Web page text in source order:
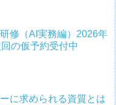
修（AI実務編）2026年
の仮予約受付中
に求められる資質とは